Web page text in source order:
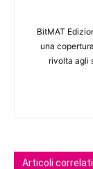
BitMAT
una
rivolta agli
Articoli correlati